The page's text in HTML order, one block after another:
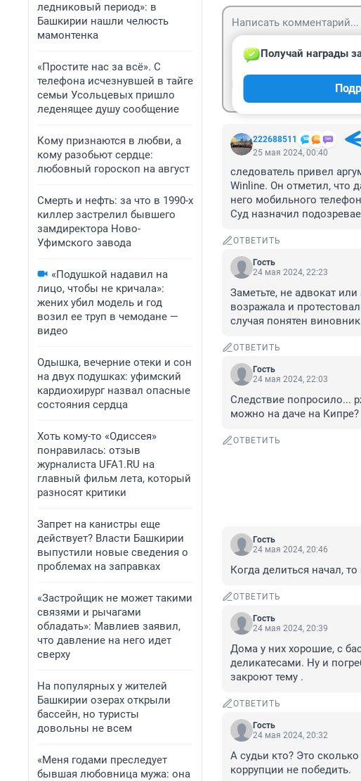
ледниковый период»: в
Башкирии нашли челюсть
мамонтенка
«Простите нас за всё». С
телефона исчезнувшей в тайге
семьи Усольцевых пришло
леденящее душу сообщение
Кому признаются в любви, а
кому разобьют сердце:
любовный гороскоп на август
Смерть и нефть: за что в 1990-х
киллер застрелил бывшего
замдиректора Ново-
Уфимского завода
«Подушкой надавил на
лицо, чтобы не кричала»:
жених убил модель и год
возил ее труп в чемодане —
видео
Одышка, вечерние отеки и сон
на двух подушках: уфимский
кардиохирург назвал опасные
состояния сердца
Хоть кому-то «Одиссея»
понравилась: отзыв
журналиста UFA1.RU на
главный фильм лета, который
разносят критики
Запрет на канистры еще
действует? Власти Башкирии
выпустили новые сведения о
проблемах на заправках
«Застройщик не может такими
связями и рычагами
обладать»: Мавлиев заявил,
что давление на него идет
сверху
На популярных у жителей
Башкирии озерах открыли
бассейн, но туристы
довольны не всем
«Меня годами преследует
бывшая любовница мужа: она
222688511
Получай награды
25 мая 2024, 00:40
следователь привел
Winline. Он отметил, что
него мобильного
Суд назначил
ОТВЕТИТЬ
Гость
24 мая 2024, 22:23
Заметьте, не адвокат
возражала и
случая понятен
ОТВЕТИТЬ
Гость
24 мая 2024, 22:03
Следствие попросило...
можно на даче на Кипре?
ОТВЕТИТЬ
Гость
24 мая 2024, 20:46
Когда делиться начал,
ОТВЕТИТЬ
Гость
24 мая 2024, 20:39
Дома у них хорошие, с
деликатесами. Ну и
закроют тему .
ОТВЕТИТЬ
Гость
24 мая 2024, 20:32
А судьи кто? Это
коррупции не победить.